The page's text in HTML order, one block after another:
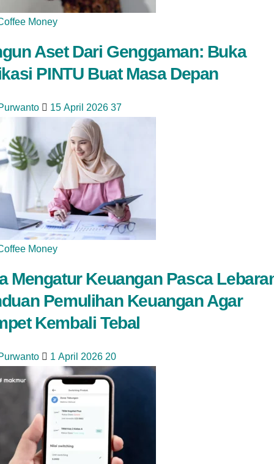
Money
Aset Dari Genggaman: Buka
PINTU Buat Masa Depan
15 April 2026 37
Money
Mengatur Keuangan Pasca
Pemulihan Keuangan Agar
Kembali Tebal
1 April 2026 20